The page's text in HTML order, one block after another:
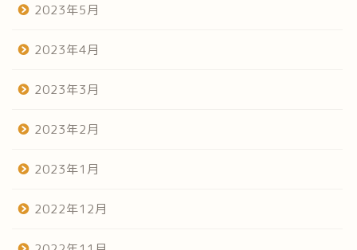
2023年5月
2023年4月
2023年3月
2023年2月
2023年1月
2022年12月